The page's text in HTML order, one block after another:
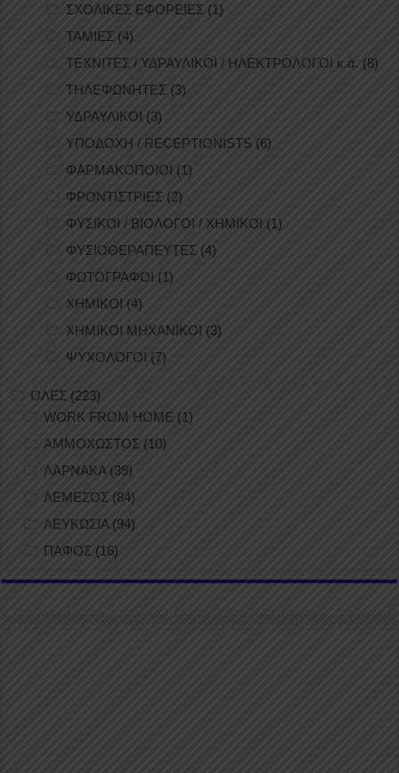
ΣΧΟΛΙΚΕΣ ΕΦΟΡΕΙΕΣ (1)
ΤΑΜΙΕΣ (4)
ΤΕΧΝΙΤΕΣ / ΥΔΡΑΥΛΙΚΟΙ / ΗΛΕΚΤΡΟΛΟΓΟΙ κ.ά. (8)
ΤΗΛΕΦΩΝΗΤΕΣ (3)
ΥΔΡΑΥΛΙΚΟΙ (3)
ΥΠΟΔΟΧΗ / RECEPTIONISTS (6)
ΦΑΡΜΑΚΟΠΟΙΟΙ (1)
ΦΡΟΝΤΙΣΤΡΙΕΣ (2)
ΦΥΣΙΚΟΙ / ΒΙΟΛΟΓΟΙ / ΧΗΜΙΚΟΙ (1)
ΦΥΣΙΟΘΕΡΑΠΕΥΤΕΣ (4)
ΦΩΤΟΓΡΑΦΟΙ (1)
ΧΗΜΙΚΟΙ (4)
ΧΗΜΙΚΟΙ ΜΗΧΑΝΙΚΟΙ (3)
ΨΥΧΟΛΟΓΟΙ (7)
ΟΛΕΣ (223)
WORK FROM HOME (1)
ΑΜΜΟΧΩΣΤΟΣ (10)
ΛΑΡΝΑΚΑ(39)
ΛΕΜΕΣΟΣ (84)
ΛΕΥΚΩΣΙΑ(94)
ΠΑΦΟΣ (16)